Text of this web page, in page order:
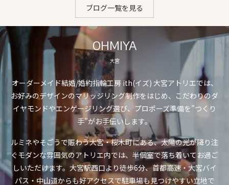
ブログ一覧を見る
OHMIYA
大宮
オーダーメイド結婚/婚約指輪工房 ith(イズ) 大宮アトリエでは、
お好みのデザインのマリッジリング制作をはじめ、こだわりのダ
イヤモンドやエンゲージリング選び、プロポーズ準備を”つくり
手”がお手伝いします。
ルミネやそごうで賑わう大宮・桜木町にある、太陽の光が降り注
ぐモダンな雰囲気のアトリエ内では、半個室で落ち着いてお過ご
しいただけます。大宮駅西口より徒歩6分、首都高速・大宮バイ
パス・中山道からも好アクセスで駐車場も見つけやすい立地で